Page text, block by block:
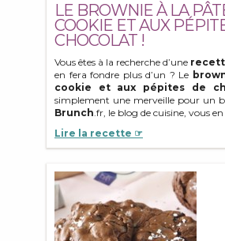
LE BROWNIE À LA
COOKIE ET AUX
CHOCOLAT !
Vous êtes à la recherche d’une
en fera fondre plus d’un ? Le
cookie et aux pépites de
simplement une merveille pour un
Brunch.fr, le blog de cuisine, vous en
Lire la recette ☞